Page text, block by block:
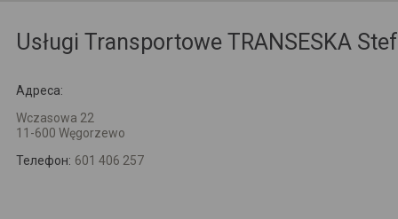
Usługi Transportowe TRANSESKA
Адреса:
Wczasowa 22
11-600 Węgorzewo
Телефон: 601 406 257